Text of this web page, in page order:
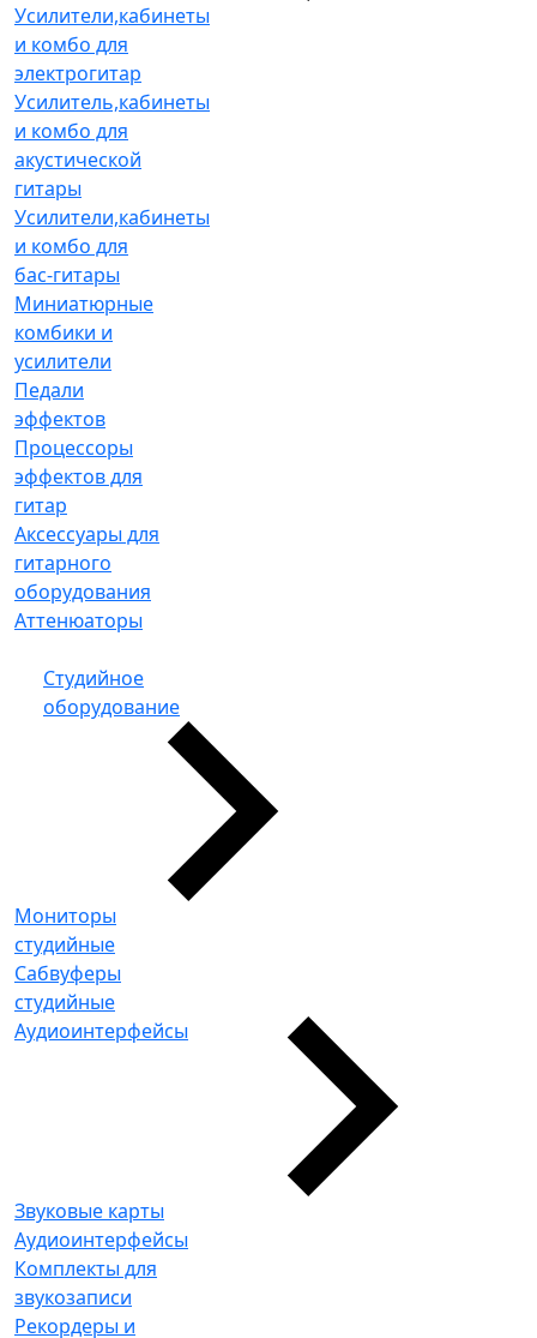
Усилители,кабинеты
и комбо для
электрогитар
Усилитель,кабинеты
и комбо для
акустической
гитары
Усилители,кабинеты
и комбо для
бас-гитары
Миниатюрные
комбики и
усилители
Педали
эффектов
Процессоры
эффектов для
гитар
Аксессуары для
гитарного
оборудования
Аттенюаторы
Студийное
оборудование
Мониторы
студийные
Сабвуферы
студийные
Аудиоинтерфейсы
Звуковые карты
Аудиоинтерфейсы
Комплекты для
звукозаписи
Рекордеры и